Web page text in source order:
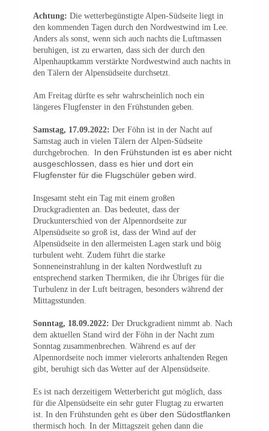
Achtung: Die wetterbegünstigte Alpen-Südseite liegt in
den kommenden Tagen durch den Nordwestwind im Lee.
Anders als sonst, wenn sich auch nachts die Luftmassen
beruhigen, ist zu erwarten, dass sich der durch den
Alpenhauptkamm verstärkte Nordwestwind auch nachts in
den Tälern der Alpensüdseite durchsetzt.
Am Freitag dürfte es sehr wahrscheinlich noch ein
längeres Flugfenster in den Frühstunden geben.
Samstag, 17.09.2022: Der Föhn ist in der Nacht auf
Samstag auch in vielen Tälern der Alpen-Südseite
durchgebrochen.
In den Frühstunden ist es aber nicht
ausgeschlossen, dass es hier und dort ein
Flugfenster für die Flugschüler geben wird.
Insgesamt steht ein Tag mit einem großen
Druckgradienten an. Das bedeutet, dass der
Druckunterschied von der Alpennordseite zur
Alpensüdseite so groß ist, dass der Wind auf der
Alpensüdseite in den allermeisten Lagen stark und böig
turbulent weht. Zudem führt die starke
Sonneneinstrahlung in der kalten Nordwestluft zu
entsprechend starken Thermiken, die ihr Übriges für die
Turbulenz in der Luft beitragen, besonders während der
Mittagsstunden.
Sonntag, 18.09.2022: Der Druckgradient nimmt ab. Nach
dem aktuellen Stand wird der Föhn in der Nacht zum
Sonntag zusammenbrechen. Während es auf der
Alpennordseite noch immer vielerorts anhaltenden Regen
gibt, beruhigt sich das Wetter auf der Alpensüdseite.
Es ist nach derzeitigem Wetterbericht gut möglich, dass
für die Alpensüdseite ein sehr guter Flugtag zu erwarten
ist. In den Frühstunden geht es über den Südostflanken
thermisch hoch. In der Mittagszeit gehen dann die